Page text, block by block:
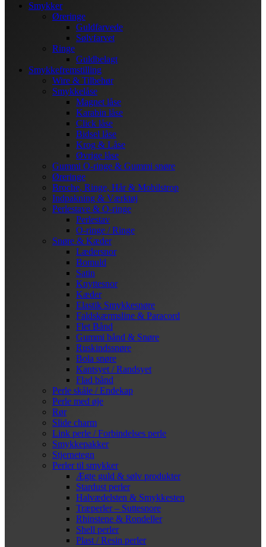
Smykker
Øreringe
Guldfarvede
Sølvfarvet
Ringe
Guldbelagt
Smykkefremstilling
Wire & Tilbehør
Smykkelåse
Magnet låse
Karabin låse
Click låse
Bidsel låse
Krog & Låse
Øvrige låse
Gummi O-ringe & Gummi snøre
Øreringe
Broche, Ringe, Hår & Mobilstrop
Indpakning & Værktøj
Perlestave & O-ringe
Perlestav
O-ringe / Ringe
Snøre & Kæder
Lædersnor
Bomuld
Satin
Knyttesnor
Kæder
Elastik Smykkesnøre
Faldskærmsline & Paracord
Flet Bånd
Gummi bånd & Snøre
Ruskindssnøre
Bola snøre
Kantsyet / Randsyet
Flad bånd
Perle skåle / Endekap
Perle med øje
Rør
Slide charm
Link perle / Forbindelses perle
Smykkepakker
Stjernetegn
Perler til smykker
Ægte guld & sølv produkter
Stardust perler
Halvædelsten & Smykkesten
Træperler – Suttesnore
Rhinstene & Rondeller
Shell perler
Plast / Resin perler